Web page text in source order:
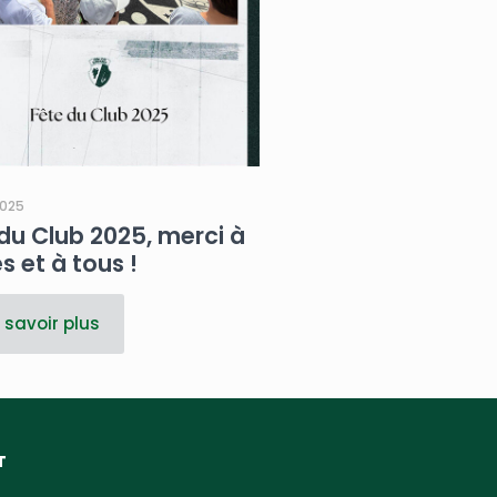
Club 2025, merci à
et à tous !
savoir plus